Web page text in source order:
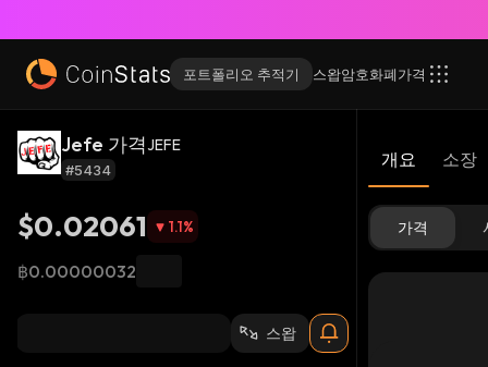
포트폴리오 추적기 스왑암호화폐가격
Jefe 가격JEFE
#5434
$0.02061 1.1%
฿0.00000032
스왑
개요 소장
가격